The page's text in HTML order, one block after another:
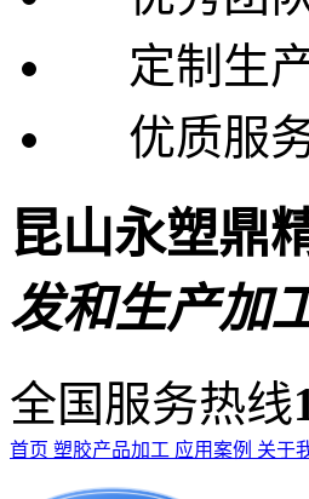
定制生
优质服
昆山永塑鼎
发和生产加
全国服务热线
首页 塑胶产品加工 应用案例 关于